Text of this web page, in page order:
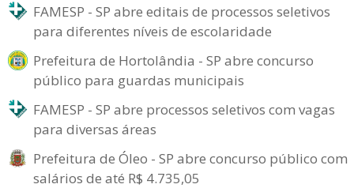
FAMESP - SP abre editais de processos seletivos
para diferentes níveis de escolaridade
Prefeitura de Hortolândia - SP abre concurso
público para guardas municipais
FAMESP - SP abre processos seletivos com vagas
para diversas áreas
Prefeitura de Óleo - SP abre concurso público com
salários de até R$ 4.735,05